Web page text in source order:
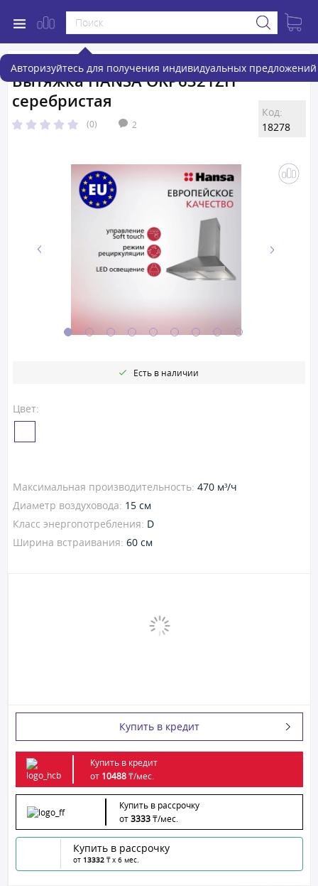
Авторизуйтесь для получения индивидуальных предложений
Вытяжка HANSA OKP6321ZH
серебристая
(0) 2
Код:
18278
Цвет:
Есть в наличии
Максимальная производительность: 470 м³/ч
Диаметр воздуховода: 15 см
Класс энергопотребления: D
Ширина встраивания: 60 см
Купить в кредит
Купить в кредит
от 10488₸/мес.
Купить в рассрочку
от3333₸/мес.
Купить в рассрочку
от 13332 ₸ x 6 мес.